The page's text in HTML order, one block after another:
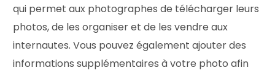
qui permet aux photographes de télécharger leurs
photos, de les organiser et de les vendre aux
internautes. Vous pouvez également ajouter des
informations supplémentaires à votre photo afin